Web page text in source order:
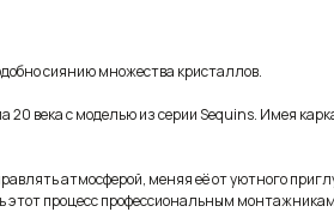
сиянию множества кристаллов.
20 века с моделью из серии Sequins. Имея
атмосферой, меняя её от уютного
этот процесс профессиональным